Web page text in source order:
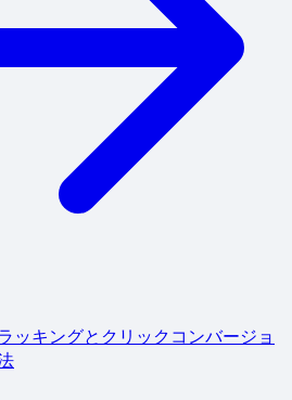
ッキングとクリックコンバージョ